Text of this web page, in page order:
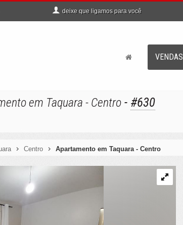
deixe que ligamos para você
VENDAS
em Taquara - Centro - #630
Centro Apartamento em Taquara - Centro